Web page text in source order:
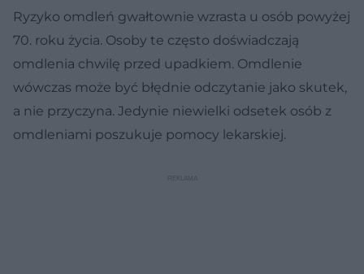
Ryzyko omdleń gwałtownie wzrasta u osób powyżej
70. roku życia. Osoby te często doświadczają
omdlenia chwilę przed upadkiem. Omdlenie
wówczas może być błędnie odczytanie jako skutek,
a nie przyczyna. Jedynie niewielki odsetek osób z
omdleniami poszukuje pomocy lekarskiej.